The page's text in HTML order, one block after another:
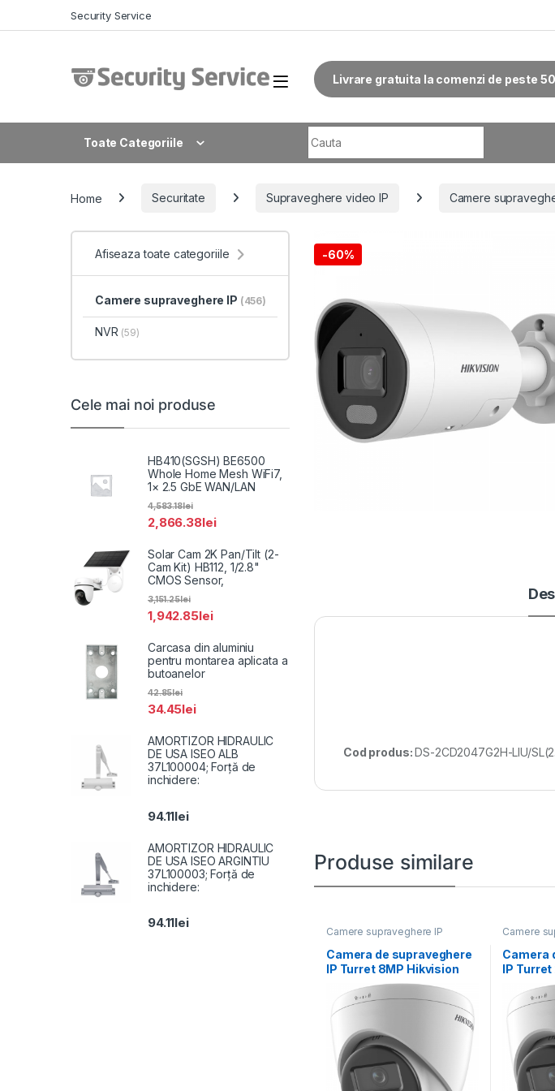
Security Service
Livrare gratuita la comenzi de peste
Toate Categoriile
Home Securitate Supraveghere video IP Camere
-60%
Cod produs:DS-2CD2047G2H-LIU/
Produse similare
Camere supraveghere IP
Camera de supraveghere
IP Turret 8MP Hikvision
DS-2CD1383G2-
LIUF(2.8MM);lentila fixa:
Camere
Camera
IP Turret
Afiseaza toate categoriile
Camere supraveghere IP (456)
NVR (59)
Cele mai noi produse
HB410(SGSH) BE6500
Whole Home Mesh WiFi7,
1× 2.5 GbE WAN/LAN
2,866.38lei
4,583.18lei
Solar Cam 2K Pan/Tilt (2-
Cam Kit) HB112, 1/2.8"
CMOS Sensor,
1,942.85lei
3,151.25lei
Carcasa din aluminiu
pentru montarea aplicata a
butoanelor
34.45lei
42.85lei
AMORTIZOR HIDRAULIC
DE USA ISEO ALB
37L100004; Forță de
inchidere:
94.11lei
AMORTIZOR HIDRAULIC
DE USA ISEO ARGINTIU
37L100003; Forță de
inchidere:
94.11lei